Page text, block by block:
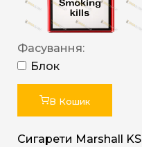
Фасування:
Блок
В Кошик
Сигарети Marshall KS